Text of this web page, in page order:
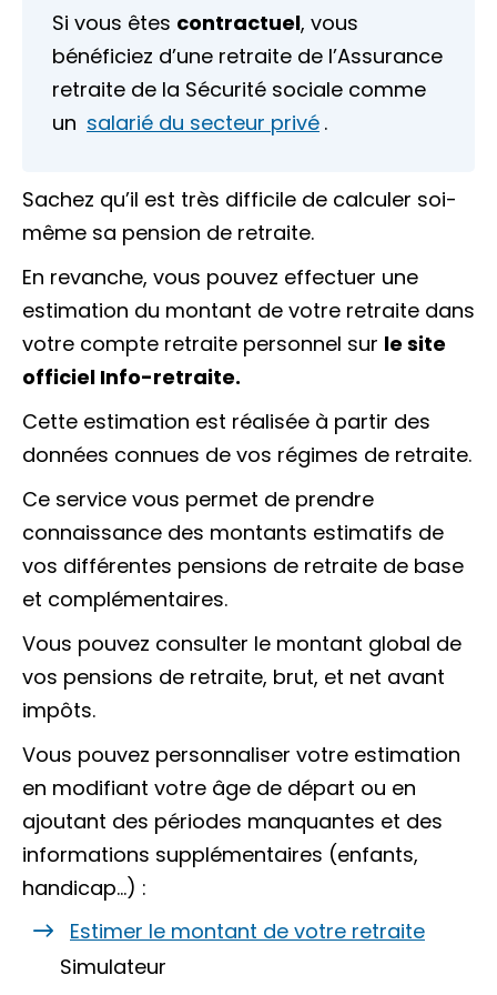
Si vous êtes contractuel, vous
bénéficiez d’une retraite de l’Assurance
retraite de la Sécurité sociale comme
un salarié du secteur privé .
Sachez qu’il est très difficile de calculer soi-
même sa pension de retraite.
En revanche, vous pouvez effectuer une
estimation du montant de votre retraite dans
votre compte retraite personnel sur le site
officiel Info-retraite.
Cette estimation est réalisée à partir des
données connues de vos régimes de retraite.
Ce service vous permet de prendre
connaissance des montants estimatifs de
vos différentes pensions de retraite de base
et complémentaires.
Vous pouvez consulter le montant global de
vos pensions de retraite, brut, et net avant
impôts.
Vous pouvez personnaliser votre estimation
en modifiant votre âge de départ ou en
ajoutant des périodes manquantes et des
informations supplémentaires (enfants,
handicap…) :
Estimer le montant de votre retraite
Simulateur